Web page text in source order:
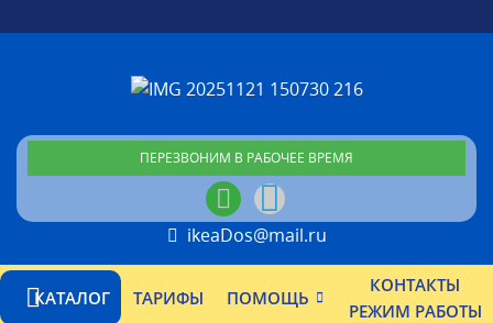
ПЕРЕЗВОНИМ В РАБОЧЕЕ ВРЕМЯ
ikeaDos@mail.ru
КАТАЛОГ ТАРИФЫ ПОМОЩЬ
КОНТАКТЫ
РЕЖИМ РАБОТЫ